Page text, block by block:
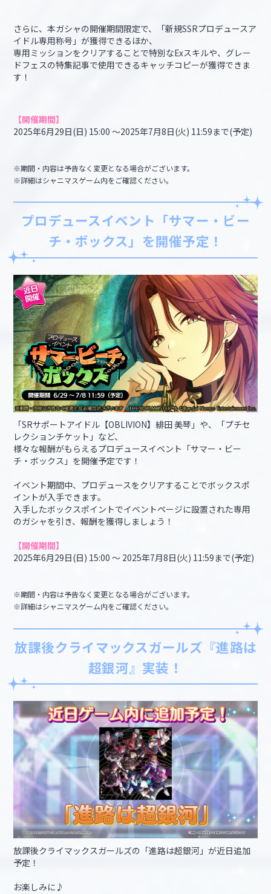
さらに、本ガシャの開催期間限定で、「新規SSRプロデュースア
イドル専用称号」が獲得できるほか、
専用ミッションをクリアすることで特別なExスキルや、グレー
ドフェスの特集記事で使用できるキャッチコピーが獲得できま
す！
【開催期間】
2025年6月29日(日) 15:00 ～2025年7月8日(火) 11:59まで(予定)
※期間・内容は予告なく変更となる場合がございます。
※詳細はシャニマスゲーム内をご確認ください。
プロデュースイベント「サマー・ビー
チ・ボックス」を開催予定！
「SRサポートアイドル【OBLIVION】緋田 美琴」や、「プチセ
レクションチケット」など、
様々な報酬がもらえるプロデュースイベント「サマー・ビー
チ・ボックス」を開催予定です！
イベント期間中、プロデュースをクリアすることでボックスポ
イントが入手できます。
入手したボックスポイントでイベントページに設置された専用
のガシャを引き、報酬を獲得しましょう！
【開催期間】
2025年6月29日(日) 15:00 ～ 2025年7月8日(火) 11:59まで(予定)
※期間・内容は予告なく変更となる場合がございます。
※詳細はシャニマスゲーム内をご確認ください。
放課後クライマックスガールズ『進路は
超銀河』実装！
放課後クライマックスガールズの「進路は超銀河」が近日追加
予定！
お楽しみに♪